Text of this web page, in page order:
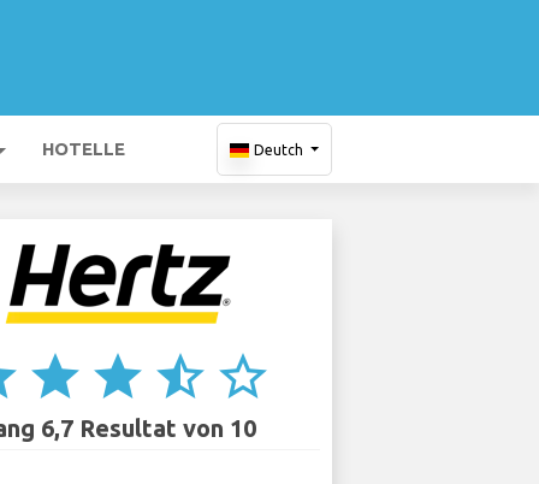
HOTELLE Deutch
star star star_half star_border
6,7 Resultat von 10